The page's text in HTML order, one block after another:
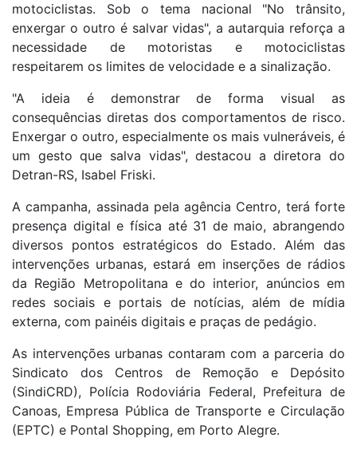
motociclistas. Sob o tema nacional "No trânsito,
enxergar o outro é salvar vidas", a autarquia reforça a
necessidade de motoristas e motociclistas
respeitarem os limites de velocidade e a sinalização.
"A ideia é demonstrar de forma visual as
consequências diretas dos comportamentos de risco.
Enxergar o outro, especialmente os mais vulneráveis, é
um gesto que salva vidas", destacou a diretora do
Detran-RS, Isabel Friski.
A campanha, assinada pela agência Centro, terá forte
presença digital e física até 31 de maio, abrangendo
diversos pontos estratégicos do Estado. Além das
intervenções urbanas, estará em inserções de rádios
da Região Metropolitana e do interior, anúncios em
redes sociais e portais de notícias, além de mídia
externa, com painéis digitais e praças de pedágio.
As intervenções urbanas contaram com a parceria do
Sindicato dos Centros de Remoção e Depósito
(SindiCRD), Polícia Rodoviária Federal, Prefeitura de
Canoas, Empresa Pública de Transporte e Circulação
(EPTC) e Pontal Shopping, em Porto Alegre.